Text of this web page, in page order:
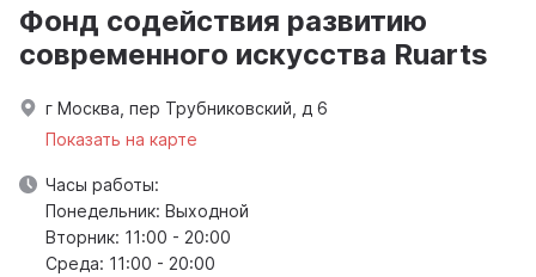
Фонд содействия развитию
современного искусства Ruarts
г Москва, пер Трубниковский, д 6
Показать на карте
Часы работы:
Понедельник: Выходной
Вторник: 11:00 - 20:00
Среда: 11:00 - 20:00